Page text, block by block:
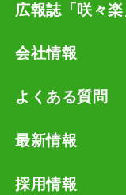
広報誌「咲々楽
会社情報
よくある質問
最新情報
採用情報